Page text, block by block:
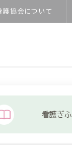
護協会について
看護ぎふ